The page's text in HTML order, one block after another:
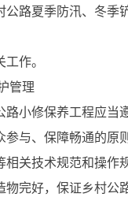
公路夏季防汛、冬季
工作。
管理
路小修保养工程应当
参与、保障畅通的原
相关技术规范和操作
物完好，保证乡村公